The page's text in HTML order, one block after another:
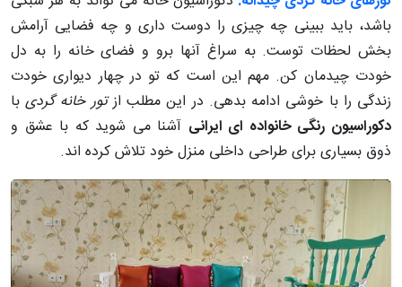
باشد، باید ببینی چه چیزی را دوست داری و چه فضایی آرامش
بخش لحظات توست. به سراغ آنها برو و فضای خانه را به دل
خودت چیدمان کن. مهم این است که تو در چهار دیواری خودت
زندگی را با خوشی ادامه بدهی. در این مطلب ازتور خانه گردیبا
دکوراسیون رنگی خانواده ای ایرانی آشنا می شوید که با عشق و
ذوق بسیاری برای طراحی داخلی منزل خود تلاش کرده اند.